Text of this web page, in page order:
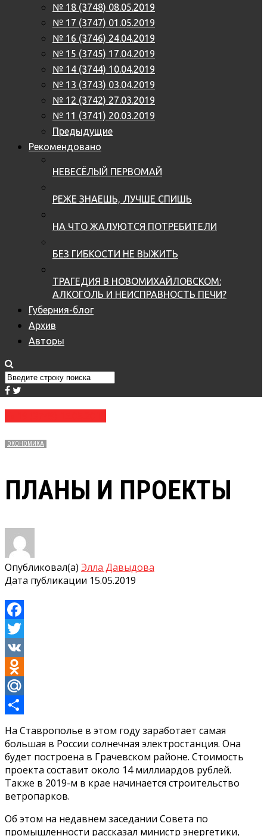
№ 18 (3748) 08.05.2019
№ 17 (3747) 01.05.2019
№ 16 (3746) 24.04.2019
№ 15 (3745) 17.04.2019
№ 14 (3744) 10.04.2019
№ 13 (3743) 03.04.2019
№ 12 (3742) 27.03.2019
№ 11 (3741) 20.03.2019
Предыдущие
Рекомендовано
НЕВЕСЁЛЫЙ ПЕРВОМАЙ
РЕЖЕ ЗНАЕШЬ, ЛУЧШЕ СПИШЬ
НА ЧТО ЖАЛУЮТСЯ ПОТРЕБИТЕЛИ
БЕЗ ГИБКОСТИ НЕ ВЫЖИТЬ
ТРАГЕДИЯ В НОВОМИХАЙЛОВСКОМ:
АЛКОГОЛЬ И НЕИСПРАВНОСТЬ ПЕЧИ?
Губерния-блог
Архив
Авторы
ЭКОНОМИКА
ПЛАНЫ И ПРОЕКТЫ
Опубликовал(а) Элла Давыдова
Дата публикации 15.05.2019
Facebook
Twitter
VK
Odnoklassniki
Mail.Ru
Отправить
На Ставрополье в этом году заработает самая
большая в России солнечная электростанция. Она
будет построена в Грачевском районе. Стоимость
проекта составит около 14 миллиардов рублей.
Также в 2019-м в крае начинается строительство
ветропарков.
Об этом на недавнем заседании Совета по
промышленности рассказал министр энергетики,